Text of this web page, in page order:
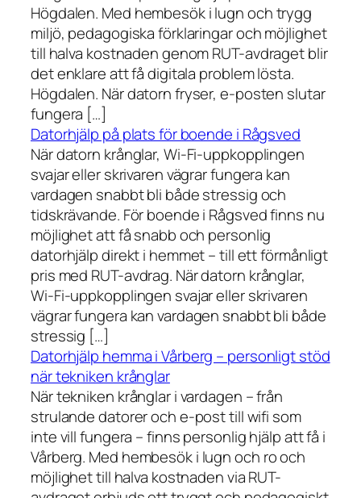
Högdalen. Med hembesök i lugn och trygg
miljö, pedagogiska förklaringar och möjlighet
till halva kostnaden genom RUT-avdraget blir
det enklare att få digitala problem lösta.
Högdalen. När datorn fryser, e-posten slutar
fungera […]
Datorhjälp på plats för boende i Rågsved
När datorn krånglar, Wi-Fi-uppkopplingen
svajar eller skrivaren vägrar fungera kan
vardagen snabbt bli både stressig och
tidskrävande. För boende i Rågsved finns nu
möjlighet att få snabb och personlig
datorhjälp direkt i hemmet – till ett förmånligt
pris med RUT-avdrag. När datorn krånglar,
Wi-Fi-uppkopplingen svajar eller skrivaren
vägrar fungera kan vardagen snabbt bli både
stressig […]
Datorhjälp hemma i Vårberg – personligt stöd
när tekniken krånglar
När tekniken krånglar i vardagen – från
strulande datorer och e-post till wifi som
inte vill fungera – finns personlig hjälp att få i
Vårberg. Med hembesök i lugn och ro och
möjlighet till halva kostnaden via RUT-